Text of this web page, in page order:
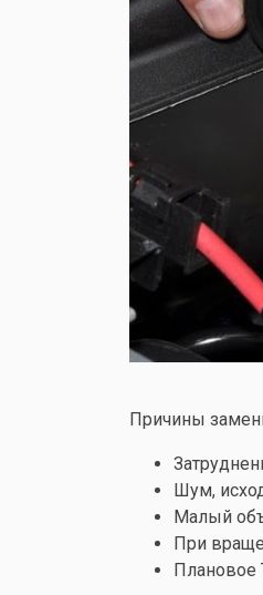
Причины
Шум,
Малый
При
Плановое